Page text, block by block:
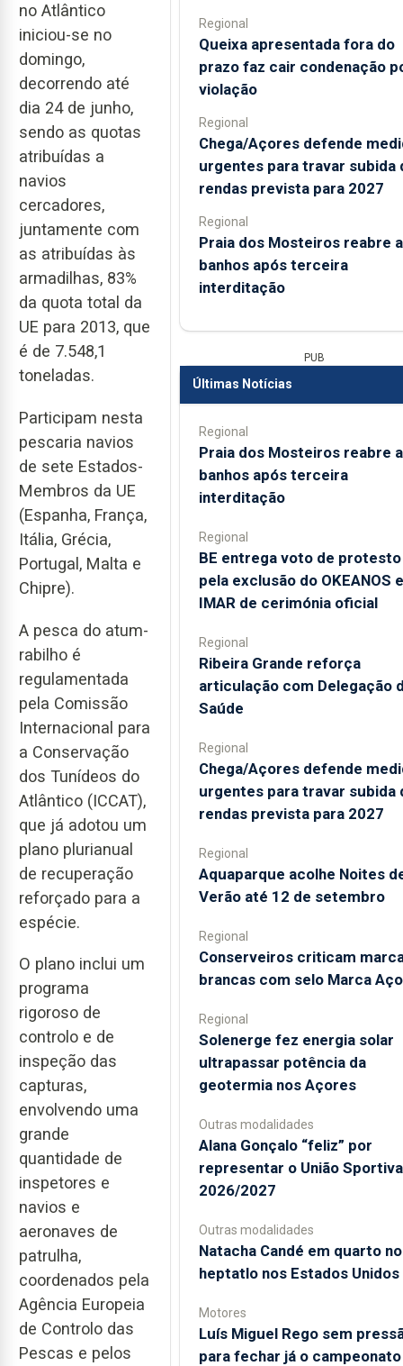
no Atlântico
iniciou-se no
domingo,
decorrendo até
dia 24 de junho,
sendo as quotas
atribuídas a
navios
cercadores,
juntamente com
as atribuídas às
armadilhas, 83%
da quota total da
UE para 2013, que
é de 7.548,1
toneladas.
Participam nesta
pescaria navios
de sete Estados-
Membros da UE
(Espanha, França,
Itália, Grécia,
Portugal, Malta e
Chipre).
A pesca do atum-
rabilho é
regulamentada
pela Comissão
Internacional para
a Conservação
dos Tunídeos do
Atlântico (ICCAT),
que já adotou um
plano plurianual
de recuperação
reforçado para a
espécie.
O plano inclui um
programa
rigoroso de
controlo e de
inspeção das
capturas,
envolvendo uma
grande
quantidade de
inspetores e
navios e
aeronaves de
patrulha,
coordenados pela
Agência Europeia
de Controlo das
Pescas e pelos
Regional
Queixa apresentada fora do
prazo faz cair condenação
violação
Regional
Chega/Açores defende
urgentes para travar subida
rendas prevista para 2027
Regional
Praia dos Mosteiros reabre a
banhos após terceira
interditação
PUB
Últimas Notícias
Regional
Praia dos Mosteiros reabre a
banhos após terceira
interditação
Regional
BE entrega voto de protesto
pela exclusão do OKEANOS e
IMAR de cerimónia oficial
Regional
Ribeira Grande reforça
articulação com Delegação
Saúde
Regional
Chega/Açores defende
urgentes para travar subida
rendas prevista para 2027
Regional
Aquaparque acolhe Noites
Verão até 12 de setembro
Regional
Conserveiros criticam
brancas com selo Marca
Regional
Solenerge fez energia solar
ultrapassar potência da
geotermia nos Açores
Outras modalidades
Alana Gonçalo “feliz” por
representar o União
2026/2027
Outras modalidades
Natacha Candé em quarto no
heptatlo nos Estados Unidos
Motores
Luís Miguel Rego sem
para fechar já o campeonato